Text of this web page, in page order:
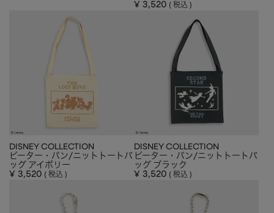
¥ 3,520 税込
DISNEY COLLECTION
ピーター・パン/ニットトートバ
ッグ アイボリー
¥ 3,520 税込
DISNEY COLLECTION
ピーター・パン/ニットトートバ
ッグ ブラック
¥ 3,520 税込